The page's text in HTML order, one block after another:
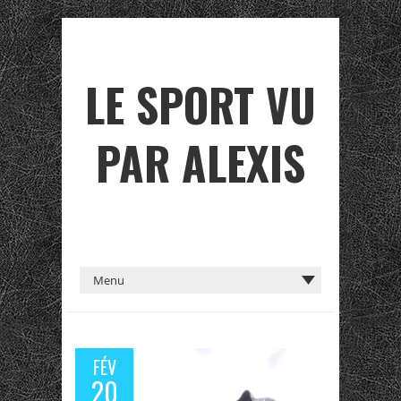
LE SPORT VU
PAR ALEXIS
FÉV
20